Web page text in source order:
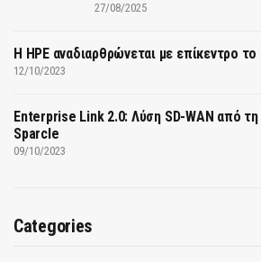
27/08/2025
H HPE αναδιαρθρώνεται με επίκεντρο
12/10/2023
Enterprise Link 2.0: Λύση SD-WAN από
Sparcle
09/10/2023
Categories